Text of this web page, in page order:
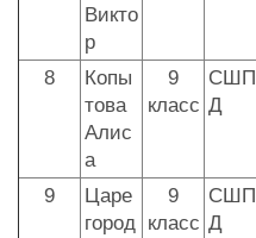
Викто
р
8
Копы
това
Алис
а
9
класс
СШП
Д
9
Царе
город
9
класс
СШП
Д